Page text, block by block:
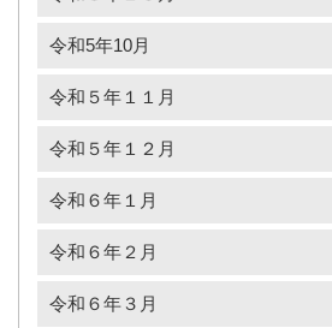
令和5年10月
令和５年１１月
令和５年１２月
令和６年１月
令和６年２月
令和６年３月